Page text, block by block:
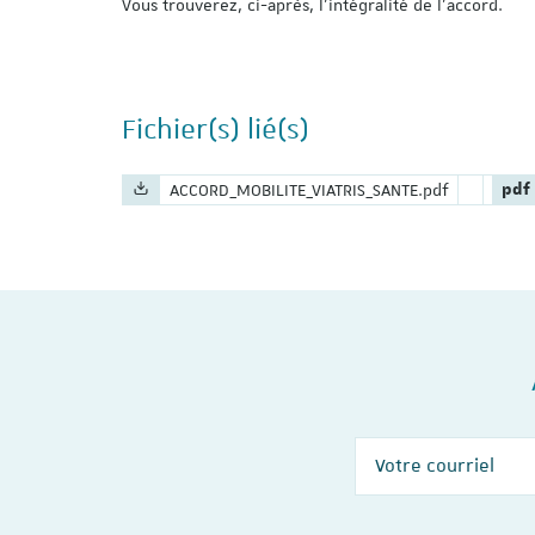
Vous trouverez, ci-après, l’intégralité de l’accord.
Fichier(s) lié(s)
Nom du fichier :
ACCORD_MOBILITE_VIATRIS_SANTE.pdf pdf